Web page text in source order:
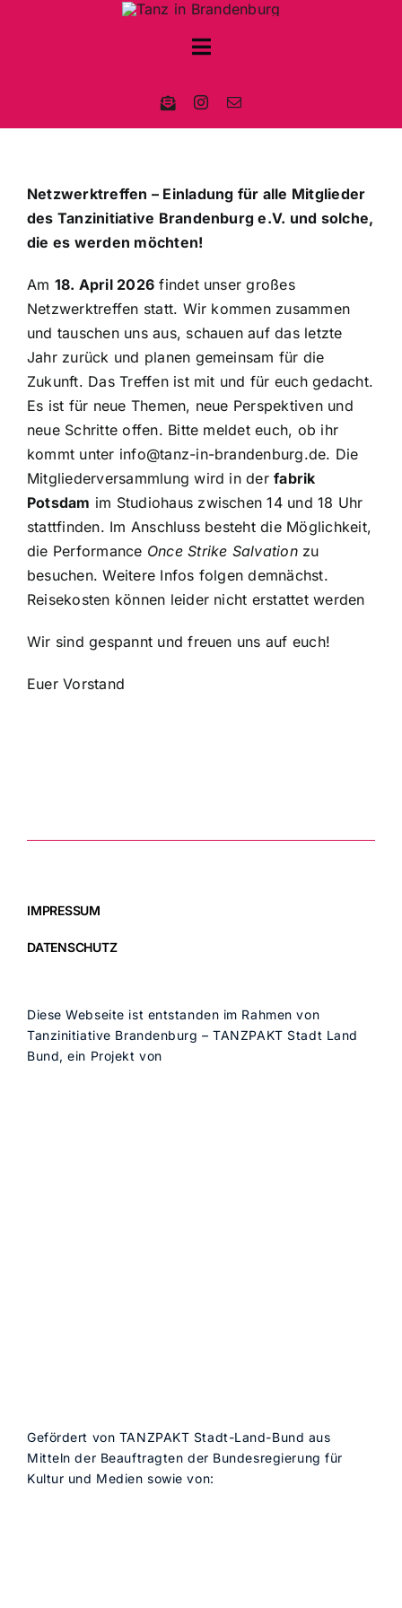
Toggle
WER WIR SIND
Netzwerktreffen – Einladung für alle Mitglieder
des Tanzinitiative Brandenburg e.V. und solche,
die es werden möchten!
Am 18. April 2026 findet unser großes
Netzwerktreffen statt. Wir kommen zusammen
und tauschen uns aus, schauen auf das letzte
Jahr zurück und planen gemeinsam für die
Zukunft. Das Treffen ist mit und für euch gedacht.
Es ist für neue Themen, neue Perspektiven und
neue Schritte offen. Bitte meldet euch, ob ihr
kommt unter info@tanz-in-brandenburg.de. Die
Mitgliederversammlung wird in derfabrik
Potsdam im Studiohaus zwischen 14 und 18 Uhr
stattfinden. Im Anschluss besteht die Möglichkeit,
die Performance Once Strike Salvationzu
besuchen. Weitere Infos folgen demnächst.
Reisekosten können leider nicht erstattet werden
Wir sind gespannt und freuen uns auf euch!
Euer Vorstand
Diese Webseite ist entstanden im Rahmen von
Tanzinitiative Brandenburg – TANZPAKT Stadt Land
Bund, ein Projekt von
IMPRESSUM
DATENSCHUTZ
Gefördert von TANZPAKT Stadt-Land-Bund aus
Mitteln der Beauftragten der Bundesregierung für
Kultur und Medien sowie von: